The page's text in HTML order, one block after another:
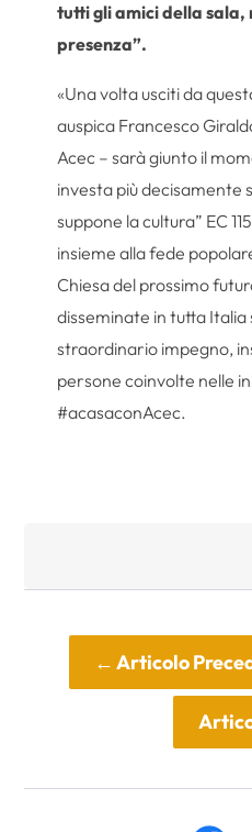
tutti gli amici della sala,
presenza”.
«Una volta usciti da
auspica Francesco
Acec – sarà giunto il
investa più decisamente
suppone la cultura” EC
insieme alla fede
Chiesa del prossimo
disseminate in tutta
straordinario impegno,
persone coinvolte nelle
#acasaconAcec.
←Articolo